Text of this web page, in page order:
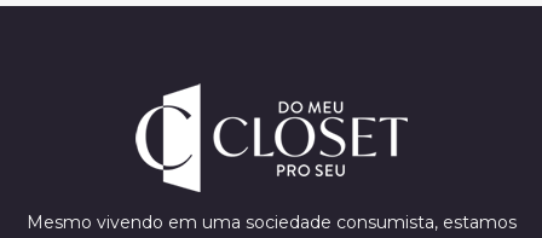
Mesmo vivendo em uma sociedade consumista, estamos